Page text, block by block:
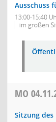
Ausschuss
13:00-15:40
im großen
MO
Sitzung des